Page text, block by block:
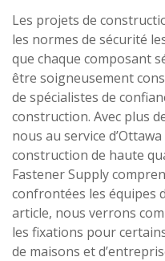
Les projets de
les normes de sécurité
que chaque composant
être soigneusement
de spécialistes de
construction. Avec plus
nous au service
construction de haute
Fastener Supply
confrontées les équipes
article, nous verrons
les fixations pour
de maisons et